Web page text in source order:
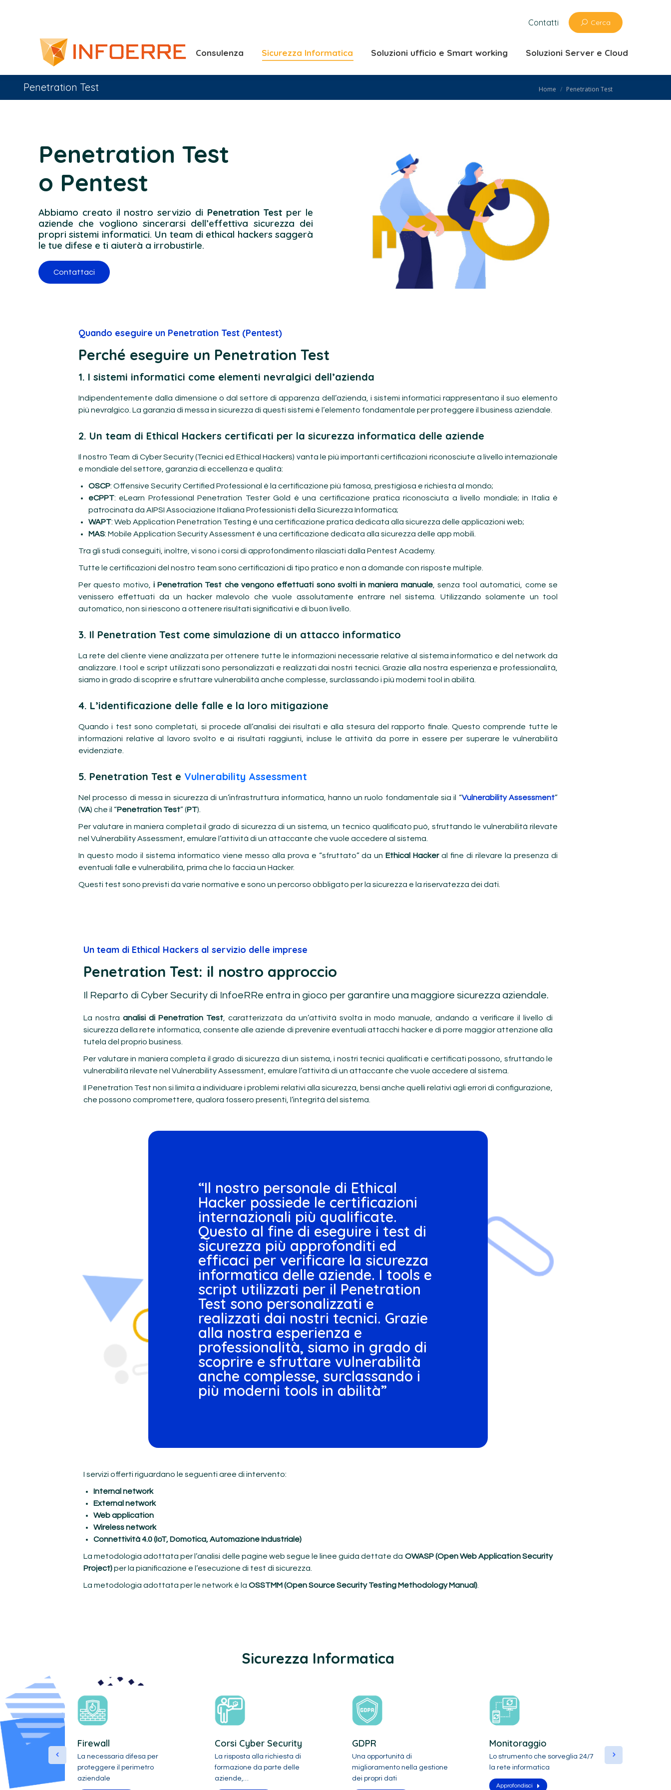
Contatti Cerca
Consulenza Sicurezza Informatica Soluzioni ufficio e Smart working Soluzioni Server e Cloud
Penetration Test You are here:
Home Penetration Test
Penetration Test
o Pentest
Abbiamo creato il nostro servizio di Penetration Test per le
aziende che vogliono sincerarsi dell’effettiva sicurezza dei
propri sistemi informatici. Un team di ethical hackers saggerà
le tue difese e ti aiuterà a irrobustirle.
Contattaci
Quando eseguire un Penetration Test (Pentest)
Perché eseguire un Penetration Test
1. I sistemi informatici come elementi nevralgici dell’azienda
Indipendentemente dalla dimensione o dal settore di apparenza dell’azienda, i sistemi informatici rappresentano il suo elemento
più nevralgico. La garanzia di messa in sicurezza di questi sistemi è l’elemento fondamentale per proteggere il business aziendale.
2. Un team di Ethical Hackers certificati per la sicurezza informatica delle aziende
Il nostro Team di Cyber Security (Tecnici ed Ethical Hackers) vanta le più importanti certificazioni riconosciute a livello internazionale
e mondiale del settore, garanzia di eccellenza e qualità:
OSCP: Offensive Security Certified Professional è la certificazione più famosa, prestigiosa e richiesta al mondo;
eCPPT: eLearn Professional Penetration Tester Gold è una certificazione pratica riconosciuta a livello mondiale; in Italia è
patrocinata da AIPSI Associazione Italiana Professionisti della Sicurezza Informatica;
WAPT: Web Application Penetration Testing è una certificazione pratica dedicata alla sicurezza delle applicazioni web;
MAS: Mobile Application Security Assessment è una certificazione dedicata alla sicurezza delle app mobili.
Tra gli studi conseguiti, inoltre, vi sono i corsi di approfondimento rilasciati dalla Pentest Academy.
Tutte le certificazioni del nostro team sono certificazioni di tipo pratico e non a domande con risposte multiple.
Per questo motivo, i Penetration Test che vengono effettuati sono svolti in maniera manuale, senza tool automatici, come se
venissero effettuati da un hacker malevolo che vuole assolutamente entrare nel sistema. Utilizzando solamente un tool
automatico, non si riescono a ottenere risultati significativi e di buon livello.
3. Il Penetration Test come simulazione di un attacco informatico
La rete del cliente viene analizzata per ottenere tutte le informazioni necessarie relative al sistema informatico e del network da
analizzare. I tool e script utilizzati sono personalizzati e realizzati dai nostri tecnici. Grazie alla nostra esperienza e professionalità,
siamo in grado di scoprire e sfruttare vulnerabilità anche complesse, surclassando i più moderni tool in abilità.
4. L’identificazione delle falle e la loro mitigazione
Quando i test sono completati, si procede all’analisi dei risultati e alla stesura del rapporto finale. Questo comprende tutte le
informazioni relative al lavoro svolto e ai risultati raggiunti, incluse le attività da porre in essere per superare le vulnerabilità
evidenziate.
5. Penetration Test e Vulnerability Assessment
Nel processo di messa in sicurezza di un’infrastruttura informatica, hanno un ruolo fondamentale sia il “Vulnerability Assessment”
(VA) che il “Penetration Test” (PT).
Per valutare in maniera completa il grado di sicurezza di un sistema, un tecnico qualificato può, sfruttando le vulnerabilità rilevate
nel Vulnerability Assessment, emulare l’attività di un attaccante che vuole accedere al sistema.
In questo modo il sistema informatico viene messo alla prova e “sfruttato” da un Ethical Hackeral fine di rilevare la presenza di
eventuali falle e vulnerabilità, prima che lo faccia un Hacker.
Questi test sono previsti da varie normative e sono un percorso obbligato per la sicurezza e la riservatezza dei dati.
Un team di Ethical Hackers al servizio delle imprese
Penetration Test: il nostro approccio
Il Reparto di Cyber Security di InfoeRRe entra in gioco per garantire una maggiore sicurezza aziendale.
La nostra analisi di Penetration Test, caratterizzata da un’attività svolta in modo manuale, andando a verificare il livello di
sicurezza della rete informatica, consente alle aziende di prevenire eventuali attacchi hacker e di porre maggior attenzione alla
tutela del proprio business.
Per valutare in maniera completa il grado di sicurezza di un sistema, i nostri tecnici qualificati e certificati possono, sfruttando le
vulnerabilità rilevate nel Vulnerability Assessment, emulare l’attività di un attaccante che vuole accedere al sistema.
Il Penetration Test non si limita a individuare i problemi relativi alla sicurezza, bensì anche quelli relativi agli errori di configurazione,
che possono compromettere, qualora fossero presenti, l’integrità del sistema.
“Il nostro personale di Ethical
Hacker possiede le certificazioni
internazionali più qualificate.
Questo al fine di eseguire i test di
sicurezza più approfonditi ed
efficaci per verificare la sicurezza
informatica delle aziende. I tools e
script utilizzati per il Penetration
Test sono personalizzati e
realizzati dai nostri tecnici. Grazie
alla nostra esperienza e
professionalità, siamo in grado di
scoprire e sfruttare vulnerabilità
anche complesse, surclassando i
più moderni tools in abilità”
I servizi offerti riguardano le seguenti aree di intervento:
Internal network
External network
Web application
Wireless network
Connettività 4.0 (IoT, Domotica, Automazione Industriale)
La metodologia adottata per l’analisi delle pagine web segue le linee guida dettate da OWASP (Open Web Application Security
Project)per la pianificazione e l’esecuzione di test di sicurezza.
La metodologia adottata per le network è la OSSTMM (Open Source Security Testing Methodology Manual)
Sicurezza Informatica
la
sistemi è
Firewall
La necessaria difesa per
proteggere il perimetro
aziendale
Corsi Cyber Security
La risposta alla richiesta di
formazione da parte delle
aziende,…
GDPR
Una opportunità di
miglioramento nella gestione
dei propri dati
Monitoraggio
Lo strumento che sorveglia 24/7
la rete informatica
Approfondisci
Soluzioni Server e Cloud